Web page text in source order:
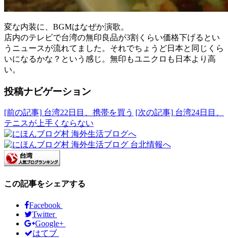
変な内装に、BGMはなぜか演歌。
店内のテレビで台湾の無印良品が3割くらい価格下げるとい
うニュースが流れてました。それでちょうど日本と同じくら
いになるかな？という感じ。無印もユニクロも日本より高
い。
投稿ナビゲーション
[前の記事] 台湾22日目、携帯を買う [次の記事] 台湾24日目、
テニスが上手くならない
この記事をシェアする
Facebook
Twitter
Google+
はてブ